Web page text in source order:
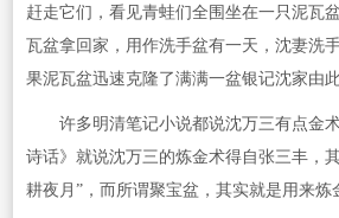
赶走它们，看见青蛙们全围坐在一只泥瓦
瓦盆拿回家，用作洗手盆有一天，沈妻洗
果泥瓦盆迅速克隆了满满一盆银记沈家由
许多明清笔记小说都说沈万三有点金
诗话》就说沈万三的炼金术得自张三丰，
耕夜月”，而所谓聚宝盆，其实就是用来炼